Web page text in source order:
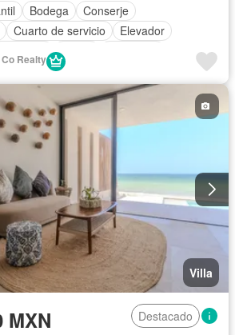
Bodega
Conserje
Cuarto de servicio
Elevador
Jardín
Realty
Villa
MXN
Destacado